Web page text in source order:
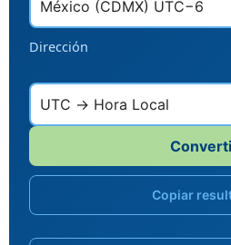
Dirección
Copiar